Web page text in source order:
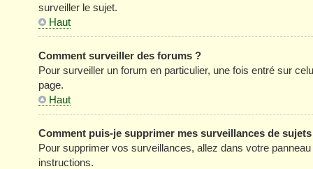
surveiller le sujet.
Haut
Comment surveiller des forums ?
Pour surveiller un forum en particulier, une fois entré sur
page.
Haut
Comment puis-je supprimer mes surveillances de
Pour supprimer vos surveillances, allez dans votre
instructions.